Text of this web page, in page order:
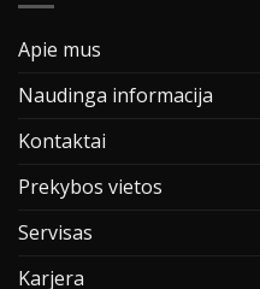
Apie mus
Naudinga informacija
Kontaktai
Prekybos vietos
Servisas
Karjera